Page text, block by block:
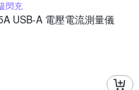
閃充
USB-A 電壓電流測量儀